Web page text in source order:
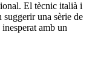
El tècnic italià i
suggerir una sèrie de
amb un